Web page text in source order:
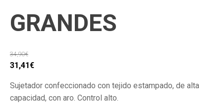
GRANDES
34,90€
El
original
era:
31,41€El
actual
es:
Sujetador confeccionado con tejido estampado, de alta
capacidad, con aro. Control alto.